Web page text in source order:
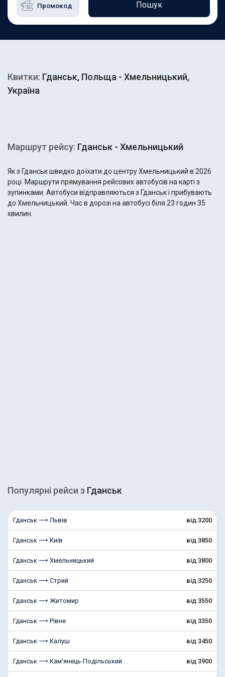
Пошук
Квитки: Гданськ, Польща - Хмельницький,
Україна
Маршрут рейсу: Гданськ - Хмельницький
Як з Гданськ швидко доїхати до центру Хмельницький в 2026
році. Маршрути прямування рейсових автобусів на карті з
зупинками. Автобуси відправляються з Гданськ і прибувають
до Хмельницький. Час в дорозі на автобусі біля 23 годин 35
хвилин.
Популярні рейcи з Гданськ
Гданськ ⟶ Львів від 3200
Гданськ ⟶ Київ від 3850
Гданськ ⟶ Хмельницький від 3800
Гданськ ⟶ Стрий від 3250
Гданськ ⟶ Житомир від 3550
Гданськ ⟶ Рівне від 3350
Гданськ ⟶ Калуш від 3450
Гданськ ⟶ Кам'янець-Подільський від 3900